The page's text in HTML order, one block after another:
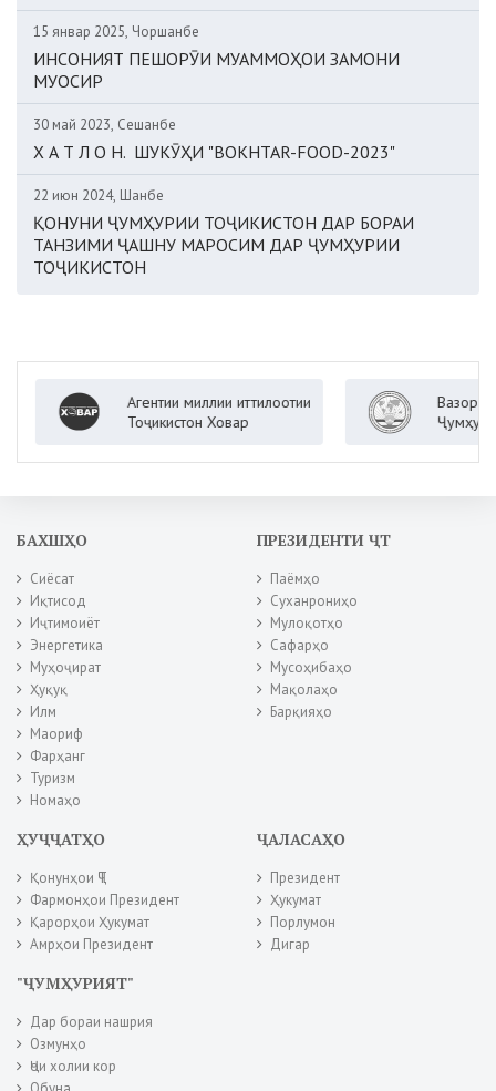
15 январ 2025, Чоршанбе
ИНСОНИЯТ ПЕШОРӮИ МУАММОҲОИ ЗАМОНИ
МУОСИР
30 май 2023, Сешанбе
Х А Т Л О Н. ШУКӮҲИ "BOKHTAR-FOOD-2023"
22 июн 2024, Шанбе
ҚОНУНИ ҶУМҲУРИИ ТОҶИКИСТОН ДАР БОРАИ
ТАНЗИМИ ҶАШНУ МАРОСИМ ДАР ҶУМҲУРИИ
ТОҶИКИСТОН
Агентии миллии иттилоотии
Тоҷикистон Ховар
Вазорати
Ҷумҳурии
БАХШҲО
Сиёсат
Иқтисод
Иҷтимоиёт
Энергетика
Муҳоҷират
Ҳуқуқ
Илм
Маориф
Фарҳанг
Туризм
Номаҳо
ПРЕЗИДЕНТИ ҶТ
Паёмҳо
Суханрониҳо
Мулоқотҳо
Сафарҳо
Мусоҳибаҳо
Мақолаҳо
Барқияҳо
ҲУҶҶАТҲО
Қонунҳои ҶТ
Фармонҳои Президент
Қарорҳои Ҳукумат
Амрҳои Президент
ҶАЛАСАҲО
Президент
Ҳукумат
Порлумон
Дигар
"ҶУМҲУРИЯТ"
Дар бораи нашрия
Озмунҳо
Ҷои холии кор